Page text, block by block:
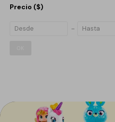
Precio ($)